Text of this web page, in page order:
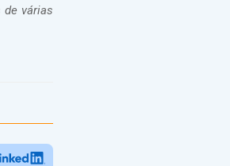
de várias